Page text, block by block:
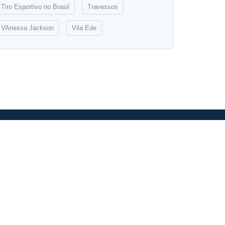
Tiro Esportivo no Brasil Travessos
VAnessa Jackson Vila Ede